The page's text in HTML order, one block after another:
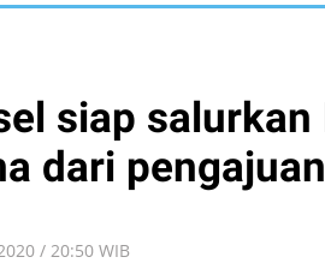
siap salurkan
dari
/ 20:50 WIB